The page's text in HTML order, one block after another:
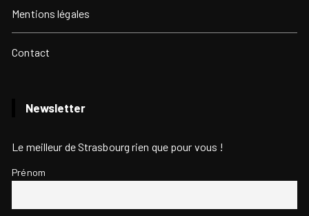
Mentions légales
Contact
Newsletter
Le meilleur de Strasbourg rien que pour vous !
Prénom